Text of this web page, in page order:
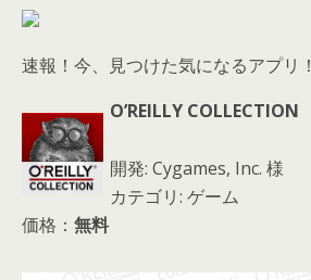
速報！今、見つけた気になるアプリ！
O’REILLY COLLECTION
開発: Cygames, Inc. 様
カテゴリ: ゲーム
価格： 無料